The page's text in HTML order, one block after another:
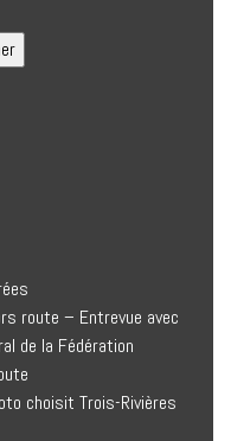
route – Entrevue avec
de la Fédération
choisit Trois-Rivières